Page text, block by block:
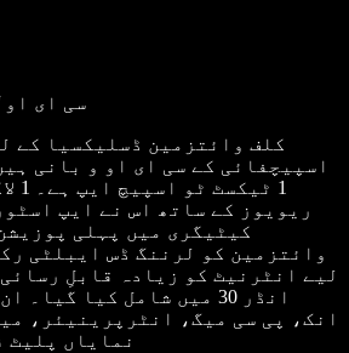
سی ای
کلف وائتزمین ڈسلیکسیا کے
اسپیچفائی کے سی ای او و بانی
ریویوز کے ساتھ اس نے ایپ
وائتزمین کو لرننگ ڈس ایبلٹی
انڈر 30 میں شامل کیا
انک، پی سی میگ، انٹرپرینیئر،
نمایاں پلیٹ